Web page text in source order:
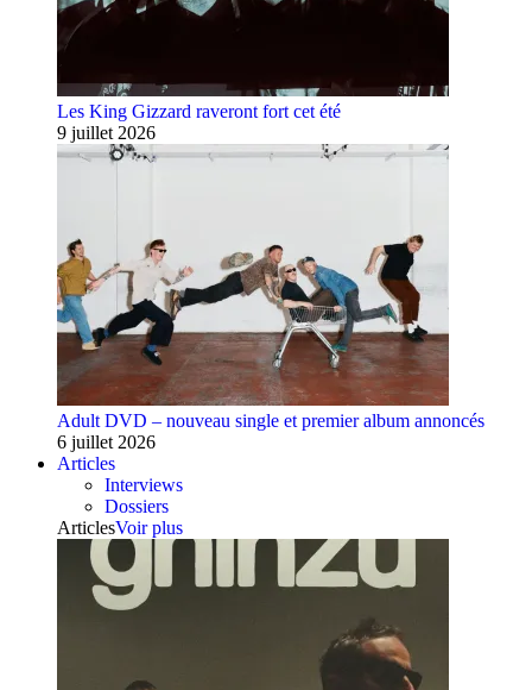
Les King Gizzard raveront fort cet été
9 juillet 2026
Adult DVD – nouveau single et premier album annoncés
6 juillet 2026
Articles
Interviews
Dossiers
ArticlesVoir plus